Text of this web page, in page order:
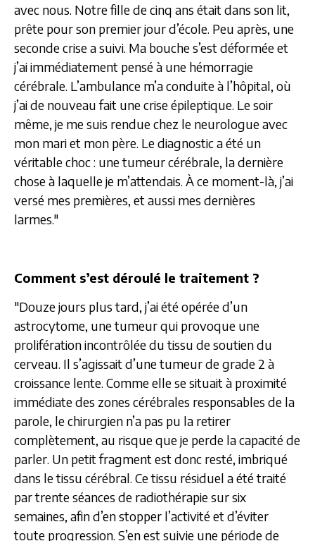
avec nous. Notre fille de cinq ans était dans son lit,
prête pour son premier jour d’école. Peu après, une
seconde crise a suivi. Ma bouche s’est déformée et
j’ai immédiatement pensé à une hémorragie
cérébrale. L’ambulance m’a conduite à l’hôpital, où
j’ai de nouveau fait une crise épileptique. Le soir
même, je me suis rendue chez le neurologue avec
mon mari et mon père. Le diagnostic a été un
véritable choc : une tumeur cérébrale, la dernière
chose à laquelle je m’attendais. À ce moment-là, j’ai
versé mes premières, et aussi mes dernières
larmes."
Comment s’est déroulé le traitement ?
"Douze jours plus tard, j’ai été opérée d’un
astrocytome, une tumeur qui provoque une
prolifération incontrôlée du tissu de soutien du
cerveau. Il s’agissait d’une tumeur de grade 2 à
croissance lente. Comme elle se situait à proximité
immédiate des zones cérébrales responsables de la
parole, le chirurgien n’a pas pu la retirer
complètement, au risque que je perde la capacité de
parler. Un petit fragment est donc resté, imbriqué
dans le tissu cérébral. Ce tissu résiduel a été traité
par trente séances de radiothérapie sur six
semaines, afin d’en stopper l’activité et d’éviter
toute progression. S’en est suivie une période de